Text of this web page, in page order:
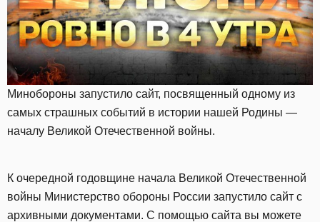
Минобороны запустило сайт, посвященный одному из
самых страшных событий в истории нашей Родины —
началу Великой Отечественной войны.
К очередной годовщине начала Великой Отечественной
войны Министерство обороны России запустило сайт с
архивными документами. С помощью сайта вы можете